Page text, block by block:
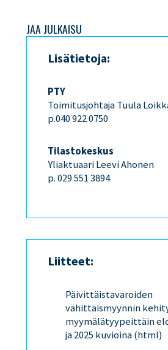
JAA JULKAISU
Lisätietoja:
PTY
Toimitusjohtaja Tuula
p.040 922 0750
Tilastokeskus
Yliaktuaari Leevi Ahonen
p. 029 551 3894
Liitteet:
Päivittäistavaroiden
vähittäismyynnin
myymälätyypeittäin
ja 2025 kuvioina (html)